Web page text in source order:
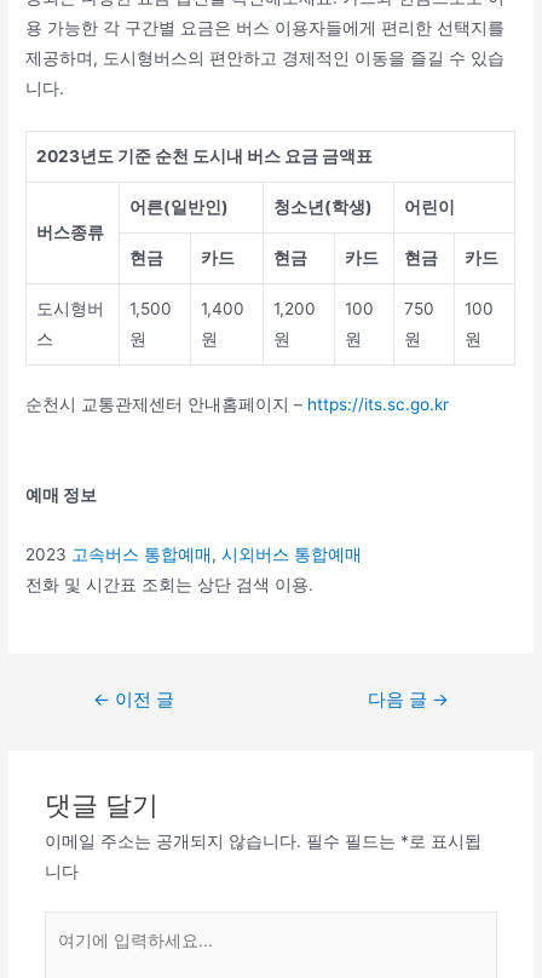
용 가능한 각 구간별 요금은 버스 이용자들에게 편리한 선택지를
제공하며, 도시형버스의 편안하고 경제적인 이동을 즐길 수 있습
니다.
2023년도 기준 순천 도시내 버스 요금 금액표
버스종류
어른(일반인) 청소년(학생) 어린이
현금 카드 현금 카드 현금 카드
도시형버
스
1,500
원
1,400
원
1,200
원
100
원
750
원
100
원
순천시 교통관제센터 안내홈페이지 – https://its.sc.go.kr
예매 정보
2023 고속버스 통합예매,시외버스 통합예매
전화 및 시간표 조회는 상단 검색 이용.
← 이전 글 다음 글 →
댓글 달기
이메일 주소는 공개되지 않습니다. 필수 필드는 *로 표시됩
니다